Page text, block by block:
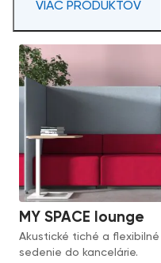
VIAC PRODUKTOV
MY SPACE lounge
Akustické tiché a flexibilné
sedenie do kancelárie.